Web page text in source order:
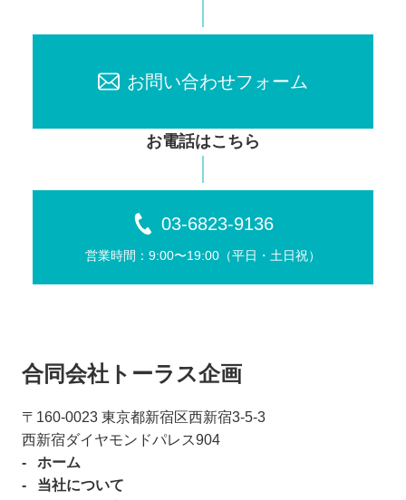
お問い合わせフォーム
お電話はこちら
03-6823-9136
営業時間：9:00〜19:00（平⽇・⼟⽇祝）
合同会社トーラス企画
〒160-0023 東京都新宿区⻄新宿3-5-3
⻄新宿ダイヤモンドパレス904
ホーム
当社について